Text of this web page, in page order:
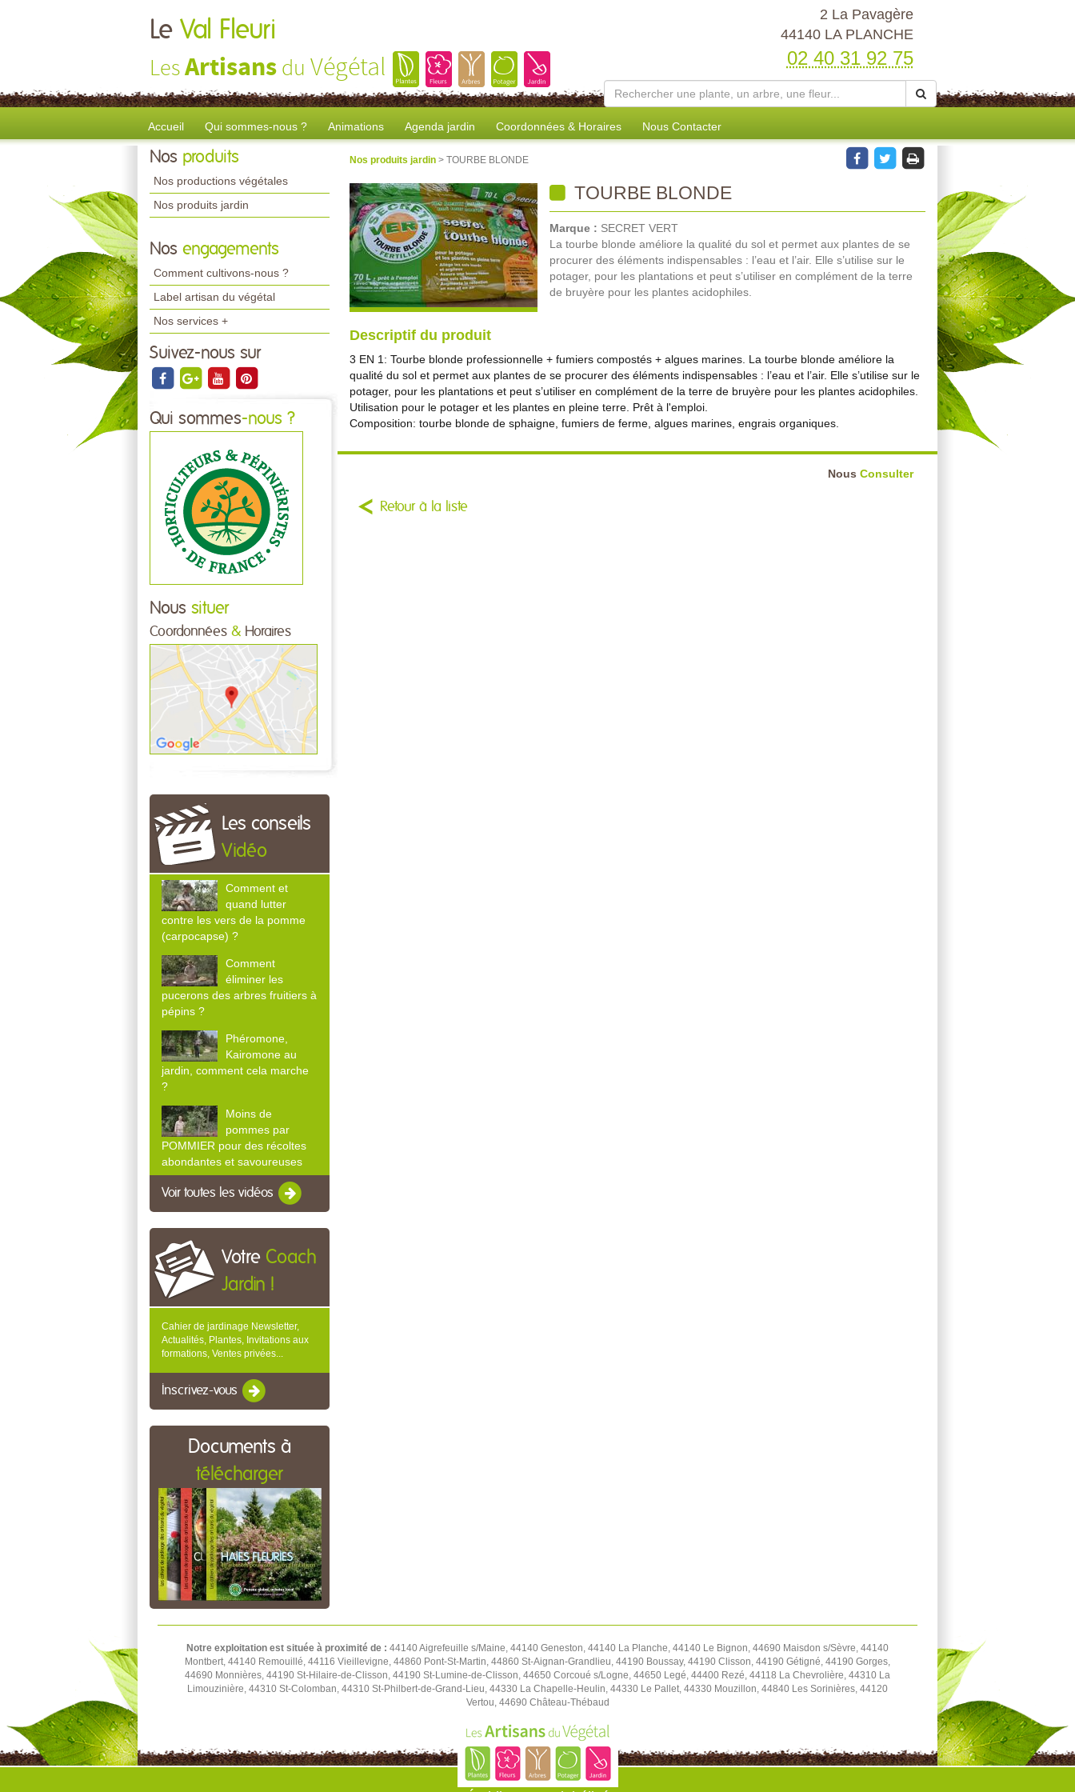
Le Val Fleuri
LesArtisans du Végétal
2 La Pavagère
44140 LA PLANCHE
02 40 31 92 75
Accueil Qui sommes-nous ? Animations Agenda jardin Coordonnées & Horaires Nous Contacter
Nos produits
Nos productions végétales
Nos produits jardin
Nos engagements
Comment cultivons-nous ?
Label artisan du végétal
Nos services +
Suivez-nous sur
Qui sommes-nous ?
Nous situer
Coordonnées & Horaires
Les conseils
Vidéo
Comment et
quand lutter
contre les vers de la pomme
(carpocapse) ?
Comment
éliminer les
pucerons des arbres fruitiers à
pépins ?
Phéromone,
Kairomone au
jardin, comment cela marche
?
Moins de
pommes par
POMMIER pour des récoltes
abondantes et savoureuses
Voir toutes les vidéos
Votre Coach
Jardin !
Cahier de jardinage Newsletter,
Actualités, Plantes, Invitations aux
formations, Ventes privées...
Inscrivez-vous
Documents à
télécharger
Nos produits jardin > TOURBE BLONDE
TOURBE BLONDE
Marque : SECRET VERT
La tourbe blonde améliore la qualité du sol et permet aux plantes de se
procurer des éléments indispensables : l’eau et l’air. Elle s’utilise sur le
potager, pour les plantations et peut s’utiliser en complément de la terre
de bruyère pour les plantes acidophiles.
Descriptif du produit
3 EN 1: Tourbe blonde professionnelle + fumiers compostés + algues marines. La tourbe blonde améliore la
qualité du sol et permet aux plantes de se procurer des éléments indispensables : l’eau et l’air. Elle s’utilise sur le
potager, pour les plantations et peut s’utiliser en complément de la terre de bruyère pour les plantes acidophiles.
Utilisation pour le potager et les plantes en pleine terre. Prêt à l'emploi.
Composition: tourbe blonde de sphaigne, fumiers de ferme, algues marines, engrais organiques.
Nous Consulter
Retour à la liste
Notre exploitation est située à proximité de : 44140 Aigrefeuille s/Maine, 44140 Geneston, 44140 La Planche, 44140 Le Bignon, 44690 Maisdon s/Sèvre, 44140
Montbert, 44140 Remouillé, 44116 Vieillevigne, 44860 Pont-St-Martin, 44860 St-Aignan-Grandlieu, 44190 Boussay, 44190 Clisson, 44190 Gétigné, 44190 Gorges,
44690 Monnières, 44190 St-Hilaire-de-Clisson, 44190 St-Lumine-de-Clisson, 44650 Corcoué s/Logne, 44650 Legé, 44400 Rezé, 44118 La Chevrolière, 44310 La
Limouzinière, 44310 St-Colomban, 44310 St-Philbert-de-Grand-Lieu, 44330 La Chapelle-Heulin, 44330 Le Pallet, 44330 Mouzillon, 44840 Les Sorinières, 44120
Vertou, 44690 Château-Thébaud